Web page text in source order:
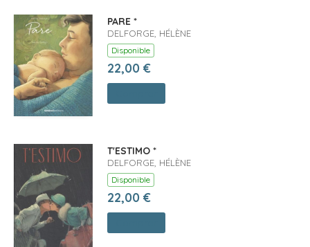
PARE *
DELFORGE, HÉLÈNE
Disponible
22,00 €
T'ESTIMO *
DELFORGE, HÉLÈNE
Disponible
22,00 €